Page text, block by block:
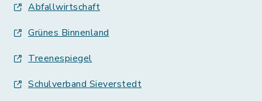
Abfallwirtschaft
Grünes Binnenland
Treenespiegel
Schulverband Sieverstedt